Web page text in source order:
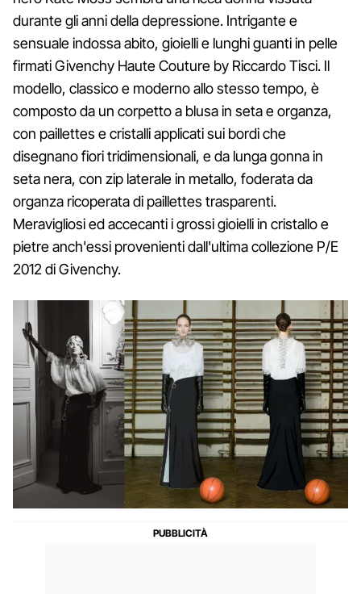
durante gli anni della depressione. Intrigante e
sensuale indossa abito, gioielli e lunghi guanti in pelle
firmati Givenchy Haute Couture by Riccardo Tisci. Il
modello, classico e moderno allo stesso tempo, è
composto da un corpetto a blusa in seta e organza,
con paillettes e cristalli applicati sui bordi che
disegnano fiori tridimensionali, e da lunga gonna in
seta nera, con zip laterale in metallo, foderata da
organza ricoperata di paillettes trasparenti.
Meravigliosi ed accecanti i grossi gioielli in cristallo e
pietre anch'essi provenienti dall'ultima collezione P/E
2012 di Givenchy.